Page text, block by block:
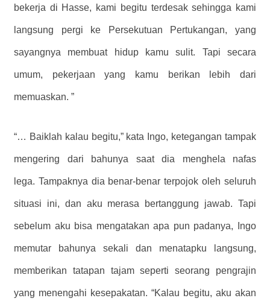
bekerja di Hasse, kami begitu terdesak sehingga kami
langsung pergi ke Persekutuan Pertukangan, yang
sayangnya membuat hidup kamu sulit. Tapi secara
umum, pekerjaan yang kamu berikan lebih dari
memuaskan. ”
“… Baiklah kalau begitu,” kata Ingo, ketegangan tampak
mengering dari bahunya saat dia menghela nafas
lega. Tampaknya dia benar-benar terpojok oleh seluruh
situasi ini, dan aku merasa bertanggung jawab. Tapi
sebelum aku bisa mengatakan apa pun padanya, Ingo
memutar bahunya sekali dan menatapku langsung,
memberikan tatapan tajam seperti seorang pengrajin
yang menengahi kesepakatan. “Kalau begitu, aku akan